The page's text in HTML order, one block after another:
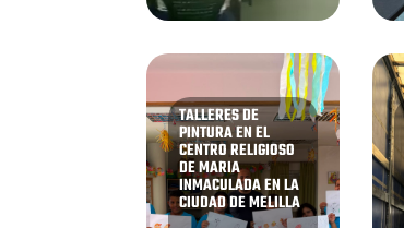
TALLERES DE
PINTURA EN EL
CENTRO RELIGIOSO
DE MARIA
INMACULADA EN LA
CIUDAD DE MELILLA